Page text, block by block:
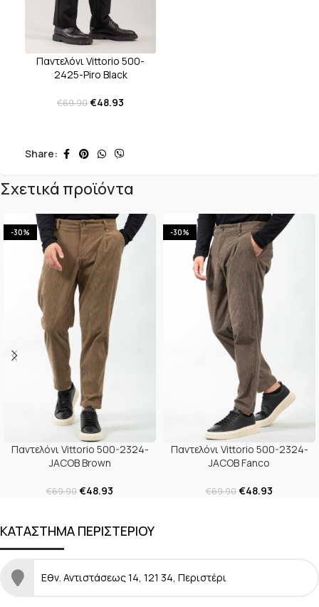
Παντελόνι Vittorio 500-
2425-Piro Black
€69.90€48.93
Share:
Σχετικά προϊόντα
-30%
Παντελόνι Vittorio 500-2324-
JACOB Brown
€69.90€48.93
-30%
Παντελόνι Vittorio 500-2324-
JACOB Fanco
€69.90€48.93
ΚΑΤΑΣΤΗΜΑ ΠΕΡΙΣΤΕΡΙΟΥ
Εθν. Αντιστάσεως 14, 121 34, Περιστέρι